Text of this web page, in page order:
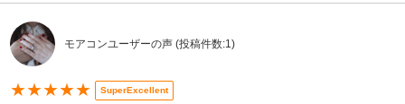
モアコンユーザーの声 (投稿件数:1)
★★★★★ SuperExcellent